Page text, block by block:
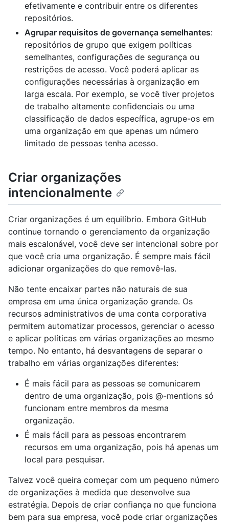
efetivamente e contribuir entre os diferentes
repositórios.
Agrupar requisitos de governança semelhantes:
repositórios de grupo que exigem políticas
semelhantes, configurações de segurança ou
restrições de acesso. Você poderá aplicar as
configurações necessárias à organização em
larga escala. Por exemplo, se você tiver projetos
de trabalho altamente confidenciais ou uma
classificação de dados específica, agrupe-os em
uma organização em que apenas um número
limitado de pessoas tenha acesso.
Criar organizações
intencionalmente
Criar organizações é um equilíbrio. Embora GitHub
continue tornando o gerenciamento da organização
mais escalonável, você deve ser intencional sobre por
que você cria uma organização. É sempre mais fácil
adicionar organizações do que removê-las.
Não tente encaixar partes não naturais de sua
empresa em uma única organização grande. Os
recursos administrativos de uma conta corporativa
permitem automatizar processos, gerenciar o acesso
e aplicar políticas em várias organizações ao mesmo
tempo. No entanto, há desvantagens de separar o
trabalho em várias organizações diferentes:
É mais fácil para as pessoas se comunicarem
dentro de uma organização, pois @-mentions só
funcionam entre membros da mesma
organização.
É mais fácil para as pessoas encontrarem
recursos em uma organização, pois há apenas um
local para pesquisar.
Talvez você queira começar com um pequeno número
de organizações à medida que desenvolve sua
estratégia. Depois de criar confiança no que funciona
bem para sua empresa, você pode criar organizações